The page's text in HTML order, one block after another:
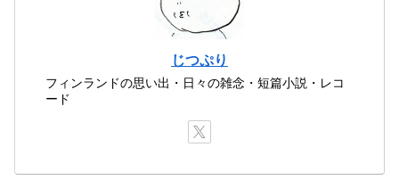
じつぷり
フィンランドの思い出・日々の雑念・短篇小説・レコ
ード